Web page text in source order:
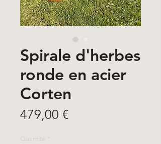
Spirale d'herbes
ronde en acier
Corten
479,00 €Prix
Quantité